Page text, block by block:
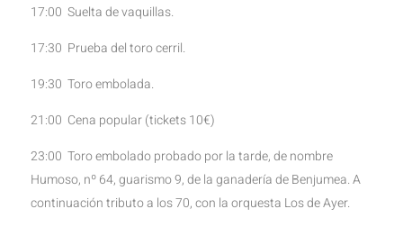
17:00 Suelta de vaquillas.
17:30 Prueba del toro cerril.
19:30 Toro embolada.
21:00 Cena popular (tickets 10€)
23:00 Toro embolado probado por la tarde, de nombre
Humoso, nº 64, guarismo 9, de la ganadería de Benjumea. A
continuación tributo a los 70, con la orquesta Los de Ayer.